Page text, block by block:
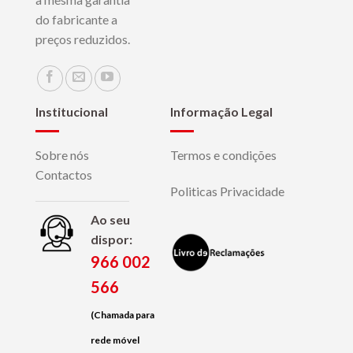
do fabricante a
preços reduzidos.
Institucional
Sobre nós
Contactos
Ao seu
dispor:
966 002
566
(Chamada para
rede móvel
Informação Legal
Termos e condições
Politicas Privacidade